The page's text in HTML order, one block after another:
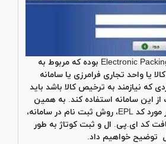
EPL مخفف Electronic Packing List بوده که مربوط به
یا واحد تجاری فرامرزی یا سامانه
که نیازمند به ترخیص کالا باشد باید
از این سامانه استفاده کند. به همین
خاطر در این مطلب در مورد کد EPL، روش ثبت نام در سامانه،
کد ای.پی. ال و ثبت کوتاژ به طور
توضیح خواهیم داد.